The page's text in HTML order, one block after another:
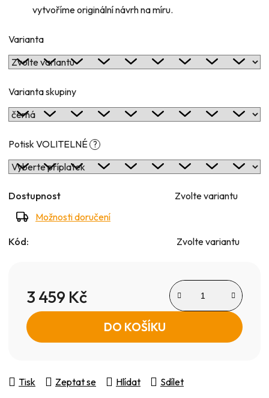
vytvoříme originální návrh na míru.
Varianta
Varianta skupiny
Potisk VOLITELNÉ ?
Dostupnost
Zvolte variantu
Možnosti doručení
Kód: Zvolte variantu
3 459 Kč
Měrná cena:
DO KOŠÍKU
Tisk Zeptat se Hlídat Sdílet